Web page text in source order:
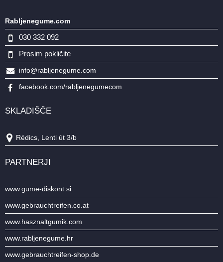
Rabljenegume.com
030 332 092
Prosim pokličite
info@rabljenegume.com
facebook.com/rabljenegumecom
SKLADIŠČE
Rédics, Lenti út 3/b
PARTNERJI
www.gume-diskont.si
www.gebrauchtreifen.co.at
www.hasznaltgumik.com
www.rabljenegume.hr
www.gebrauchtreifen-shop.de